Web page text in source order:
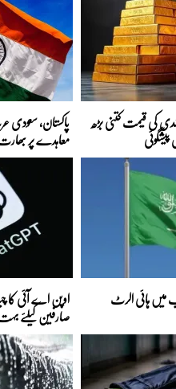
کی قیمت کتنی بڑھ پاکستان، سعودی
معاہدے پر
میں ہائی الرٹ اوپن اے آئی
صارفین کیلئے